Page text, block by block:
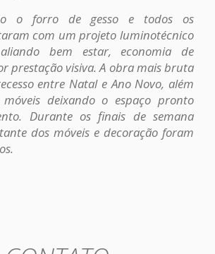
o forro de gesso e todos os
com um projeto luminotécnico
bem estar, economia de
prestação visiva. A obra mais bruta
entre Natal e Ano Novo, além
deixando o espaço pronto
Durante os finais de semana
dos móveis e decoração foram